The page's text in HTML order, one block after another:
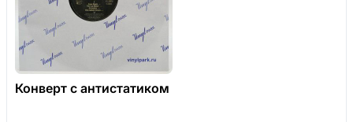
Конверт с антистатиком